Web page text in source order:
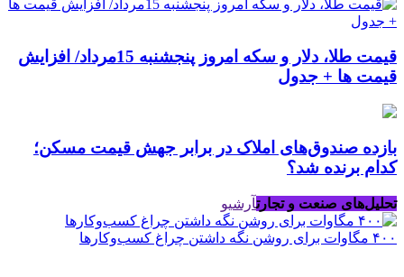
قیمت طلا، دلار و سکه امروز پنجشنبه 15مرداد/ افزایش
قیمت ها + جدول
بازده صندوق‌های املاک در برابر جهش قیمت مسکن؛
کدام برنده شد؟
تحلیل‌های صنعت و تجارتآرشیو
۴۰۰ مگاوات برای روشن نگه داشتن چراغ کسب‌وکار‌ها